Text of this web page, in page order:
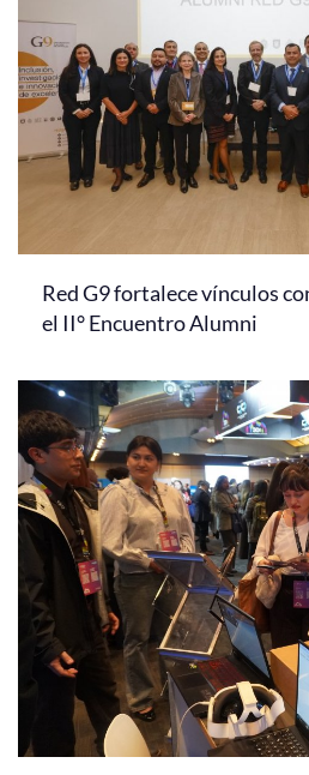
Red G9 fortalece vínculos
el II° Encuentro Alumni